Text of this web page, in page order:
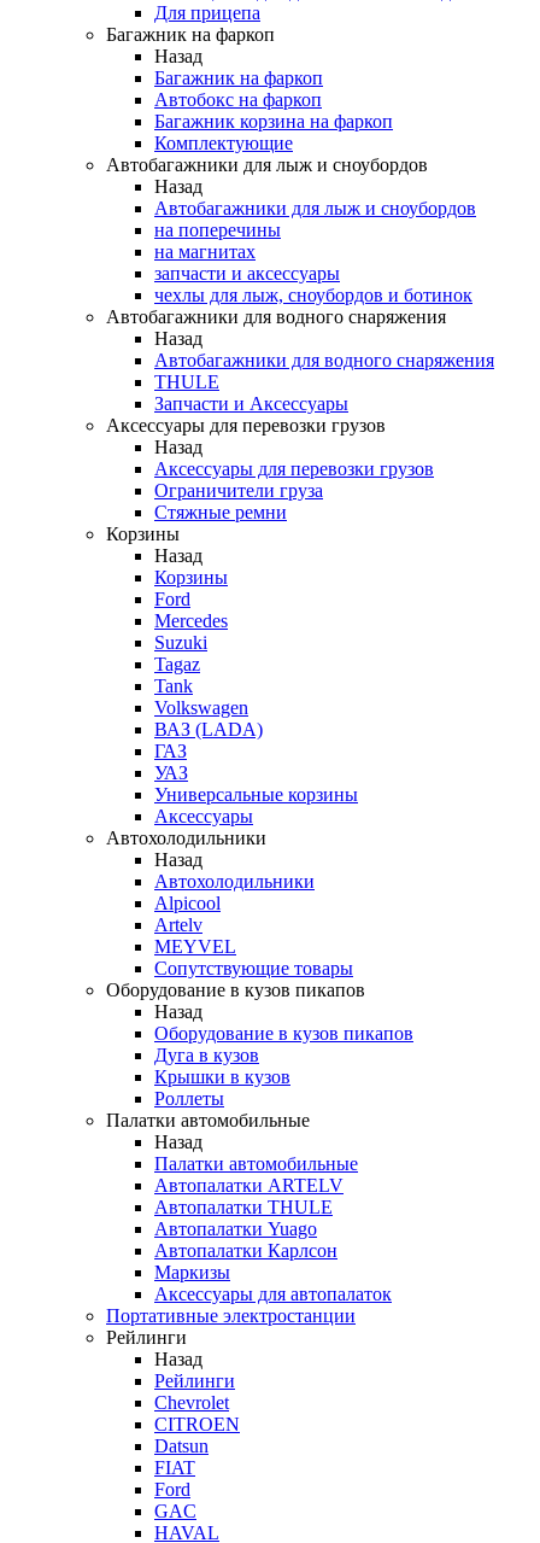
Для прицепа
Багажник на фаркоп
Назад
Багажник на фаркоп
Автобокс на фаркоп
Багажник корзина на фаркоп
Комплектующие
Автобагажники для лыж и сноубордов
Назад
Автобагажники для лыж и сноубордов
на поперечины
на магнитах
запчасти и аксессуары
чехлы для лыж, сноубордов и ботинок
Автобагажники для водного снаряжения
Назад
Автобагажники для водного снаряжения
THULE
Запчасти и Аксессуары
Аксессуары для перевозки грузов
Назад
Аксессуары для перевозки грузов
Ограничители груза
Стяжные ремни
Корзины
Назад
Корзины
Ford
Mercedes
Suzuki
Tagaz
Tank
Volkswagen
ВАЗ (LADA)
ГАЗ
УАЗ
Универсальные корзины
Аксессуары
Автохолодильники
Назад
Автохолодильники
Alpicool
Artelv
MEYVEL
Сопутствующие товары
Оборудование в кузов пикапов
Назад
Оборудование в кузов пикапов
Дуга в кузов
Крышки в кузов
Роллеты
Палатки автомобильные
Назад
Палатки автомобильные
Автопалатки ARTELV
Автопалатки THULE
Автопалатки Yuago
Автопалатки Карлсон
Маркизы
Аксессуары для автопалаток
Портативные электростанции
Рейлинги
Назад
Рейлинги
Chevrolet
CITROEN
Datsun
FIAT
Ford
GAC
HAVAL